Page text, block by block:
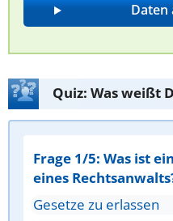
Quiz: Was weißt
Frage 1/5: Was ist
eines
Gesetze zu erlassen